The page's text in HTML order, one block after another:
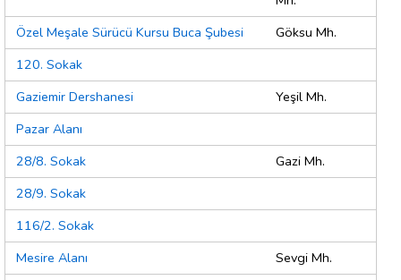
Özel Meşale Sürücü Kursu Buca Şubesi
Göksu Mh.
120. Sokak
Gaziemir Dershanesi
Yeşil Mh.
Pazar Alanı
28/8. Sokak
Gazi Mh.
28/9. Sokak
116/2. Sokak
Mesire Alanı
Sevgi Mh.